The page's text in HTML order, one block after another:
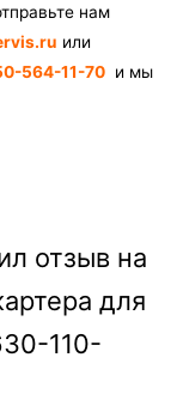
нам
или
564-11-70 и мы
отзыв на
для
110-